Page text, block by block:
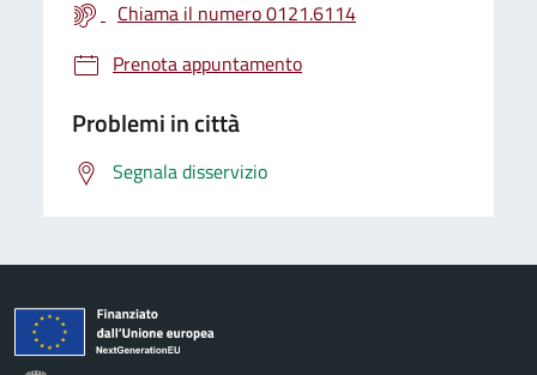
Chiama il numero 0121.6114
Prenota appuntamento
Problemi in città
Segnala disservizio